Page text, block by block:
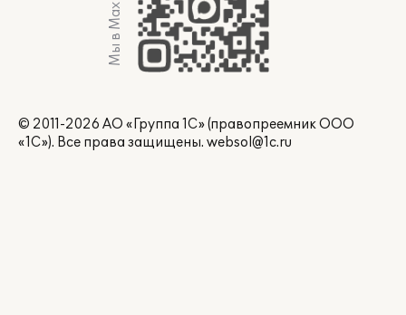
Мы в Max
© 2011-2026 АО «Группа 1С» (правопреемник ООО
«1С»). Все права защищены. websol@1c.ru